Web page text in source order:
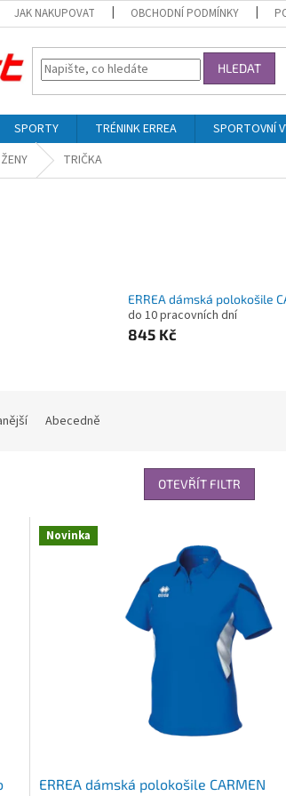
JAK NAKUPOVAT OBCHODNÍ PODMÍNKY
HLEDAT
SPORTY TRÉNINK ERREA SPORTOVNÍ
ŽENY TRIČKA
ERREA dámská polokošile
do 10 pracovních dní
845 Kč
Abecedně
OTEVŘÍT FILTR
Novinka
ERREA dámská polokošile CARMEN